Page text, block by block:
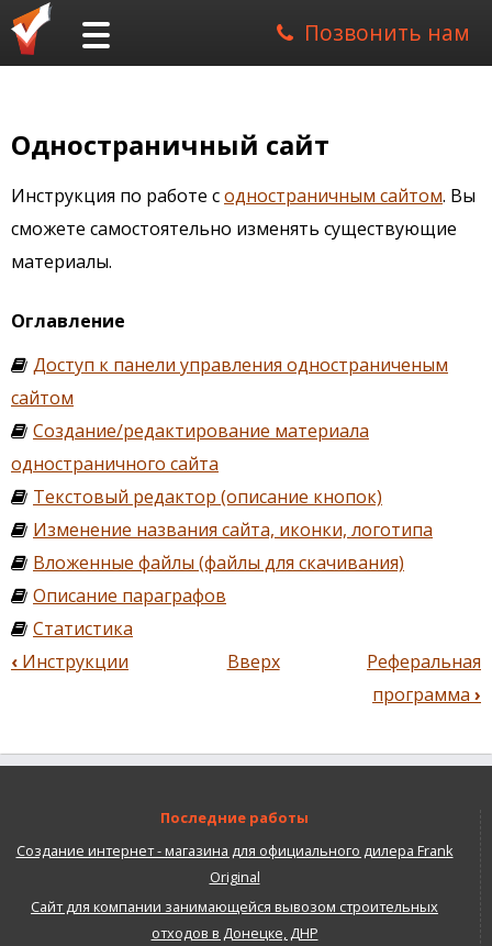
Позвонить нам
Одностраничный сайт
Инструкция по работе содностраничным сайтом. Вы
сможете самостоятельно изменять существующие
материалы.
Оглавление
Доступ к панели управления одностраниченым
сайтом
Создание/редактирование материала
одностраничного сайта
Текстовый редактор (описание кнопок)
Изменение названия сайта, иконки, логотипа
Вложенные файлы (файлы для скачивания)
Описание параграфов
Статистика
Перекрёстные
для
‹ Инструкции Вверх
Реферальная
программа ›
Последние работы
Создание интернет - магазина для официального дилера Frank
Original
Сайт для компании занимающейся вывозом строительных
отходов в Донецке, ДНР